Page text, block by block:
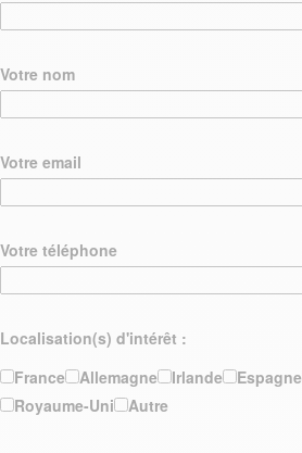
Votre nom
Votre email
Votre téléphone
Localisation(s) d'intérêt :
France
Allemagne Irlande Espagne
Royaume-Uni
Autre